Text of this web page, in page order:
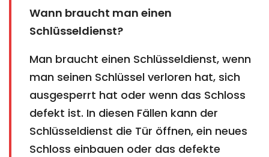
Wann braucht man einen
Schlüsseldienst?
Man braucht einen Schlüsseldienst, wenn
man seinen Schlüssel verloren hat, sich
ausgesperrt hat oder wenn das Schloss
defekt ist. In diesen Fällen kann der
Schlüsseldienst die Tür öffnen, ein neues
Schloss einbauen oder das defekte